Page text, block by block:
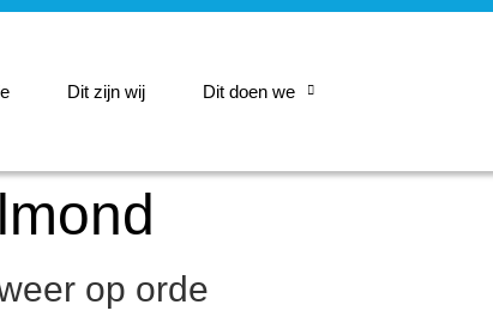
Dit zijn wij Dit doen we
op orde